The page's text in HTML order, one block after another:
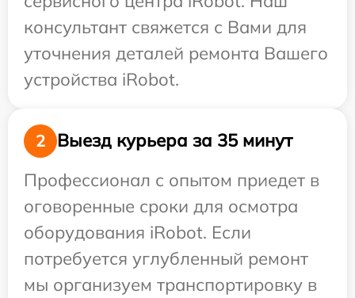
консультант свяжется с Вами для
уточнения деталей ремонта Вашего
устройства iRobot.
2
Выезд курьера за 35 минут
Профессионал с опытом приедет в
оговоренные сроки для осмотра
оборудования iRobot. Если
потребуется углубленный ремонт
мы организуем транспортировку в